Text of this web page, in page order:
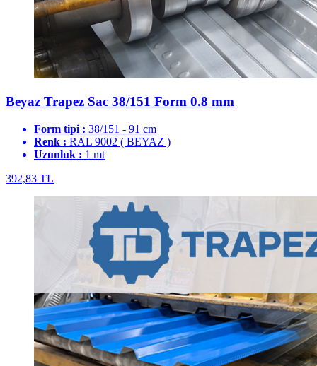
Beyaz Trapez Sac 38/151 Form 0.8 mm
Form tipi : 38/151 - 91 cm
Renk : RAL 9002 ( BEYAZ )
Uzunluk : 1 mt
392,83 TL